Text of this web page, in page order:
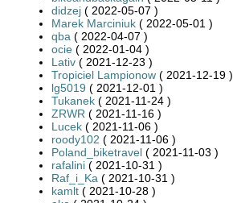
didzej ( 2022-05-07 )
Marek Marciniuk ( 2022-05-01 )
qba ( 2022-04-07 )
ocie ( 2022-01-04 )
Lativ ( 2021-12-23 )
Tropiciel Lampionow ( 2021-12-19 )
lg5019 ( 2021-12-01 )
Tukanek ( 2021-11-24 )
ZRWR ( 2021-11-16 )
Lucek ( 2021-11-06 )
roody102 ( 2021-11-06 )
Poland_biketravel ( 2021-11-03 )
rafalini ( 2021-10-31 )
Raf_i_Ka ( 2021-10-31 )
kamlt ( 2021-10-28 )